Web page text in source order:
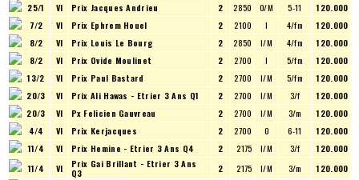
25/1
VI Prix Jacques Andrieu 2 2850 O/M 5-11
120.000
7/2
VI Prix Ephrem Houel 2 2100 I 4/fm
120.000
8/2
VI Prix Louis Le Bourg 2 2850 I/M 4/fm
120.000
8/2
VI Prix Ovide Moulinet 2 2700 I 5/fm
120.000
13/2
VI Prix Paul Bastard 2 2700 I/M 5/fm
120.000
20/3
VI Prix Ali Hawas - Etrier 3 Ans Q1 2 2700 I/M 3/f
120.000
20/3
VI Px Felicien Gauvreau 2 2700 I/M 3/m
120.000
4/4
VI Prix Kerjacques 2 2700 O 6-11
120.000
11/4
VI Prix Hemine - Etrier 3 Ans Q4 2 2175 I/M 3/f
120.000
11/4
VI Prix Gai Brillant - Etrier 3 Ans
Q3 2 2175 I/M 3/m
120.000